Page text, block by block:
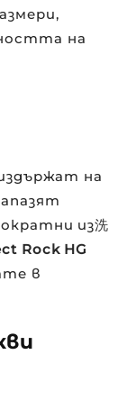
на
на
из洗
Rock HG
в